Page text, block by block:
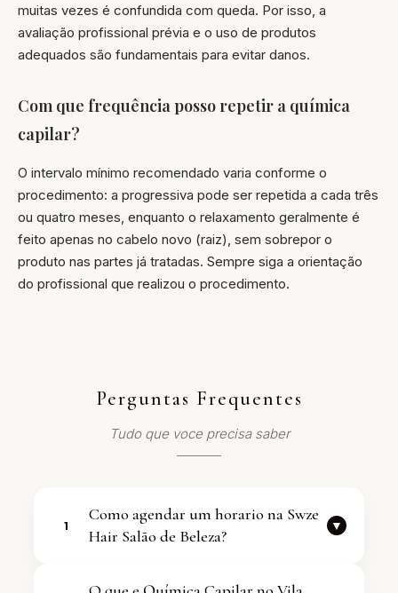
muitas vezes é confundida com queda. Por isso, a
avaliação profissional prévia e o uso de produtos
adequados são fundamentais para evitar danos.
Com que frequência posso repetir a química
capilar?
O intervalo mínimo recomendado varia conforme o
procedimento: a progressiva pode ser repetida a cada três
ou quatro meses, enquanto o relaxamento geralmente é
feito apenas no cabelo novo (raiz), sem sobrepor o
produto nas partes já tratadas. Sempre siga a orientação
do profissional que realizou o procedimento.
Perguntas Frequentes
Tudo que voce precisa saber
1
Como agendar um horario na Swze
Hair Salão de Beleza?
▼